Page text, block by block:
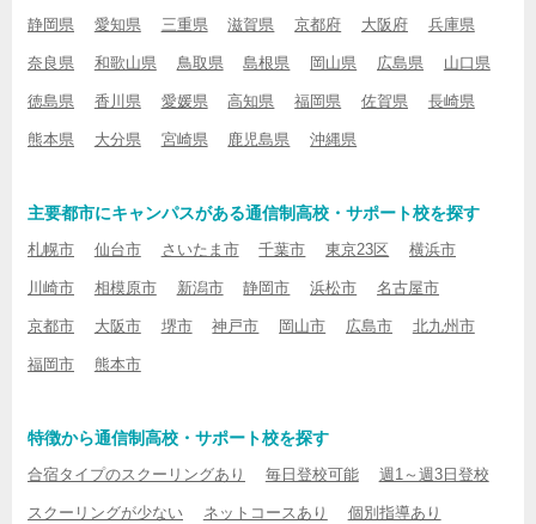
静岡県 愛知県 三重県 滋賀県 京都府 大阪府 兵庫県
奈良県 和歌山県 鳥取県 島根県 岡山県 広島県 山口県
徳島県 香川県 愛媛県 高知県 福岡県 佐賀県 長崎県
熊本県 大分県 宮崎県 鹿児島県 沖縄県
主要都市にキャンパスがある通信制高校・サポート校を探す
札幌市 仙台市 さいたま市 千葉市 東京23区 横浜市
川崎市 相模原市 新潟市 静岡市 浜松市 名古屋市
京都市 大阪市 堺市 神戸市 岡山市 広島市 北九州市
福岡市 熊本市
特徴から通信制高校・サポート校を探す
合宿タイプのスクーリングあり 毎日登校可能 週1～週3日登校
スクーリングが少ない ネットコースあり 個別指導あり